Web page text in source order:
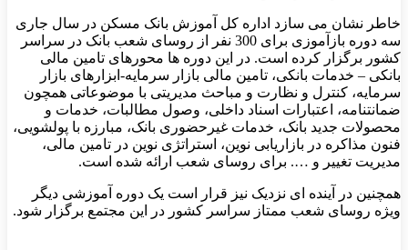
خاطر نشان می سازد اداره کل آموزش بانک مسکن در سال جاری
سه دوره بازآموزی برای 300 نفر از روسای شعب بانک در سراسر
کشور برگزار کرده است. در این دوره ها محورهای تامین مالی
بانکی – خدمات بانکی، تامین مالی بازار سرمایه-ابزارهای بازار
سرمایه، کنترل و نظارت و مباحث مدیریتی با موضوعاتی همچون
ضمانتنامه، اعتبارات اسناد داخلی، وصول مطالبات، خدمات و
محصولات جدید بانک، خدمات غیرحضوری بانک، مبارزه با پولشویی،
فنون مذاکره در بازاریابی نوین، استراتژی نوین در تامین مالی،
مدیریت تغییر و …. برای روسای شعب ارائه شده است.
همچنین در آینده ای نزدیک نیز قرار است یک دوره آموزشی دیگر
ویژه روسای شعب ممتاز سراسر کشور در این مجتمع برگزار شود.